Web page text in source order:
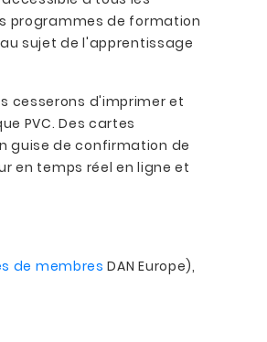
programmes de formation
sujet de l'apprentissage
cesserons d'imprimer et
PVC. Des cartes
guise de confirmation de
en temps réel en ligne et
de membres DAN Europe),